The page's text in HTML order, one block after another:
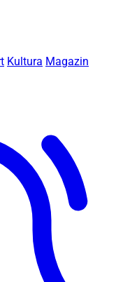
Kultura Magazin